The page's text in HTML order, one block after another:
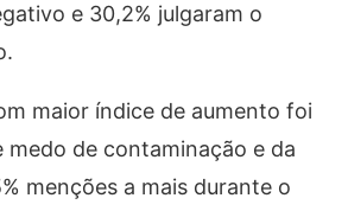
e 30,2% julgaram o
maior índice de aumento foi
medo de contaminação e da
menções a mais durante o